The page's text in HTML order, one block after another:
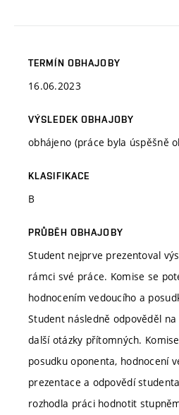
TERMÍN OBHAJOBY
16.06.2023
VÝSLEDEK OBHAJOBY
obhájeno (práce byla úspěšně
KLASIFIKACE
B
PRŮBĚH OBHAJOBY
Student nejprve prezentoval
rámci své práce. Komise se
hodnocením vedoucího a
Student následně odpověděl
další otázky přítomných.
posudku oponenta, hodnocení
prezentace a odpovědí
rozhodla práci hodnotit